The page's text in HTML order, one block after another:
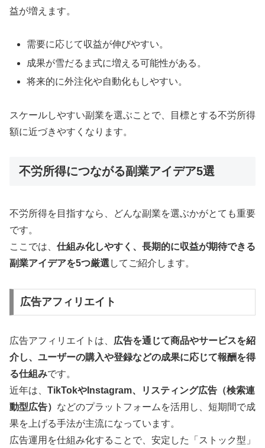
益が増えます。
需要に応じて収益が伸びやすい。
成果が雪だるま式に増える可能性がある。
将来的に外注化や自動化もしやすい。
スケールしやすい副業を選ぶことで、目標とする不労所得
額に近づきやすくなります。
不労所得につながる副業アイデア5選
不労所得を目指すなら、どんな副業を選ぶかがとても重要
です。
ここでは、 仕組み化しやすく、長期的に収益が期待できる
副業アイデアを5つ厳選 してご紹介します。
広告アフィリエイト
広告アフィリエイトは、 広告を通じて商品やサービスを紹
介し、ユーザーの購入や登録などの成果に応じて報酬を得
る仕組みです。
近年は、 TikTokやInstagram、リスティング広告（検索連
動型広告） などのプラットフォームを活用し、短期間で成
果を上げる手法が主流になっています。
広告運用を仕組み化することで、安定した「ストック型」